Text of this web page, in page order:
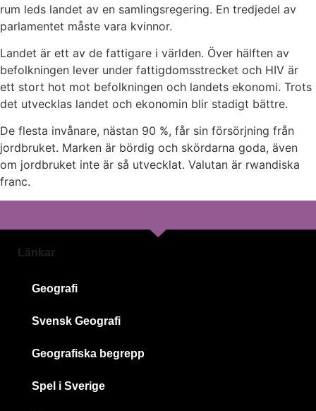
rum leds landet av en samlingsregering. En tredjedel av
parlamentet måste vara kvinnor.
Landet är ett av de fattigare i världen. Över hälften av
befolkningen lever under fattigdomsstrecket och HIV är
ett stort hot mot befolkningen och landets ekonomi. Trots
det utvecklas landet och ekonomin blir stadigt bättre.
De flesta invånare, nästan 90 %, får sin försörjning från
jordbruket. Marken är bördig och skördarna goda, även
om jordbruket inte är så utvecklat. Valutan är rwandiska
franc.
Länkar
Geografi
Svensk Geografi
Geografiska begrepp
Spel i Sverige